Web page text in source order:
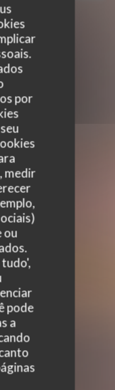
por
medir
ou
pode
a